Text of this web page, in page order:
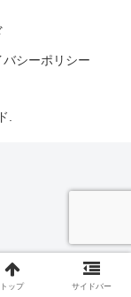
バシーポリシー
.
トップ サイドバー